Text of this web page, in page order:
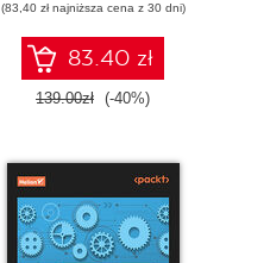
optymalizacji
monitoringu
infrastruktury IT.
Wydanie III
(83,40 zł najniższa cena z 30 dni)
83.40 zł
139.00zł (-40%)